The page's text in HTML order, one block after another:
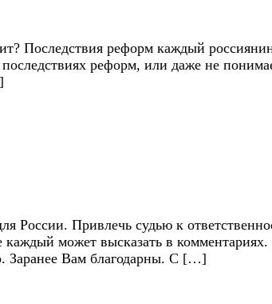
Последствия реформ каждый
реформ, или даже не
России. Привлечь судью к
может высказать в
Заранее Вам благодарны. С […]